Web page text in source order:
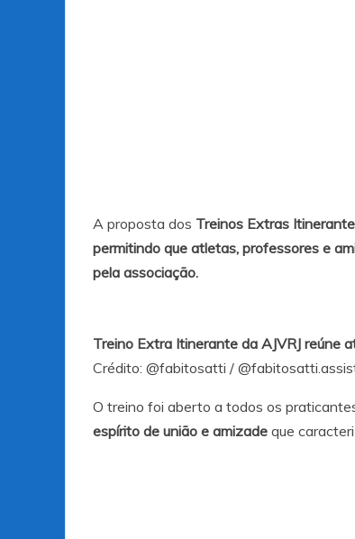
A proposta dos Treinos Extras
permitindo que atletas, professores e
pela associação.
Treino Extra Itinerante da AJVRJ reúne
Crédito: @fabitosatti /
O treino foi aberto a todos os
espírito de união e amizade que